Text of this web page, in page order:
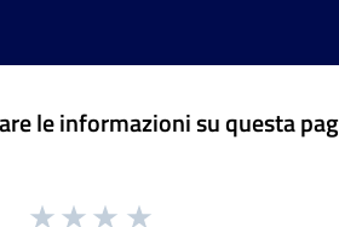
le informazioni su questa